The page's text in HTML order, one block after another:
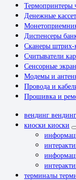
Термопринтеры
Денежные
Диспенсеры
Сканеры штрих-
Считыватели
Сенсорные
Модемы и
Провода и
Прошивка и
вендинг вендинг
киоски киоски
терминалы